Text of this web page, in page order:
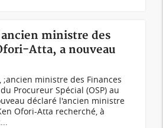
ministre des
Atta, a nouveau
;ancien ministre des Finances
Procureur Spécial (OSP) au
déclaré l'ancien ministre
Ofori-Atta recherché, à